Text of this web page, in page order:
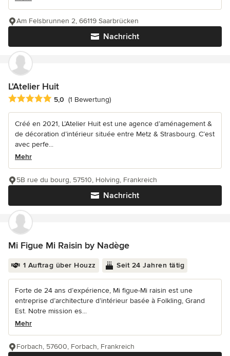
Nachricht
Am Felsbrunnen 2, 66119 Saarbrücken
L'Atelier Huit
Durchschnittliche Bewertung: 5 von 5 Sternen
5,0 (1 Bewertung)
Créé en 2021, L’Atelier Huit est une agence d’aménagement &
de décoration d’intérieur située entre Metz & Strasbourg. C’est
avec perfe...
Mehr
Nachricht
5B rue du bourg, 57510, Holving, Frankreich
Mi Figue Mi Raisin by Nadège
1 Auftrag über Houzz Seit 24 Jahren tätig
Forte de 24 ans d’expérience, Mi figue-Mi raisin est une
entreprise d’architecture d’intérieur basée à Folkling, Grand
Est. Notre mission es...
Mehr
Forbach, 57600, Forbach, Frankreich